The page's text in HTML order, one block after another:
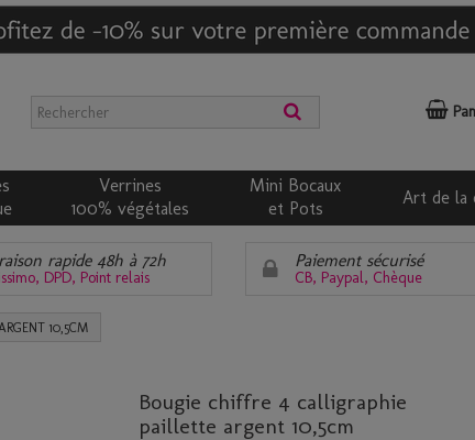
Verrines
100% végétales
Mini Bocaux
et Pots
Art de la
rapide 48h à 72h
DPD, Point relais
Paiement sécurisé
CB, Paypal, Chèque
10,5CM
Bougie chiffre 4 calligraphie
paillette argent 10,5cm